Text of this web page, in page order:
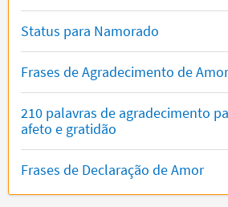
Status para Namorado
Frases de Agradecimento de Amor
210 palavras de agradecimento
afeto e gratidão
Frases de Declaração de Amor